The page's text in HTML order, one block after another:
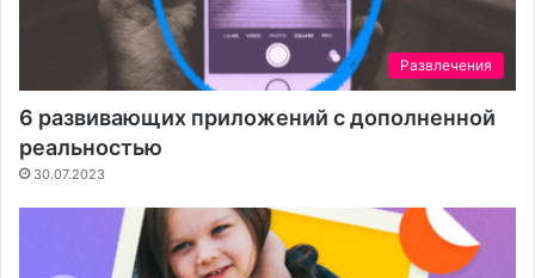
Развлечения
6 развивающих приложений с дополненной
реальностью
30.07.2023